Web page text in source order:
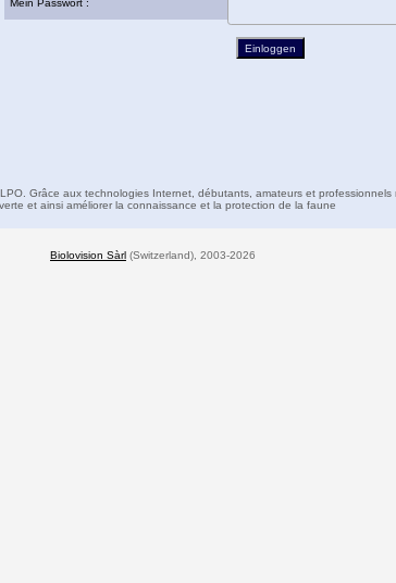
Mein Passwort :
Grâce aux technologies Internet, débutants, amateurs et professionnels
et ainsi améliorer la connaissance et la protection de la faune
Biolovision Sàrl (Switzerland), 2003-2026